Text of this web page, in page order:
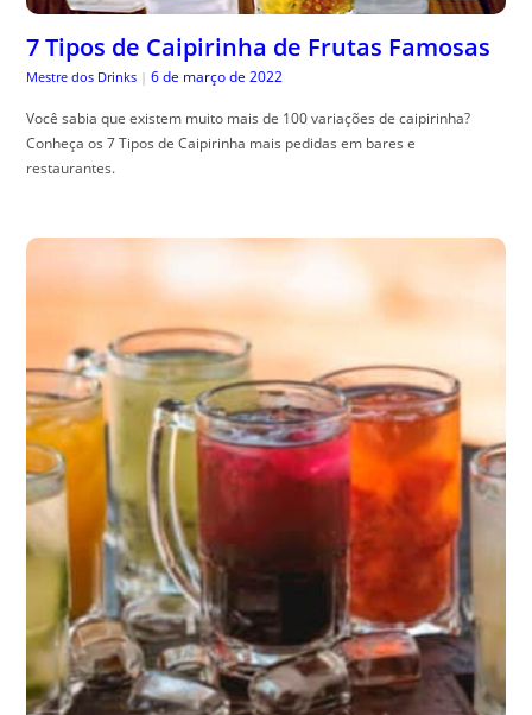
7 Tipos de Caipirinha de Frutas Famosas
Mestre dos Drinks | 6 de março de 2022
Você sabia que existem muito mais de 100 variações de caipirinha?
Conheça os 7 Tipos de Caipirinha mais pedidas em bares e
restaurantes.